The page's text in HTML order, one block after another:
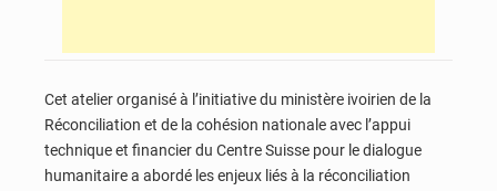
Cet atelier organisé à l’initiative du ministère ivoirien de la
Réconciliation et de la cohésion nationale avec l’appui
technique et financier du Centre Suisse pour le dialogue
humanitaire a abordé les enjeux liés à la réconciliation